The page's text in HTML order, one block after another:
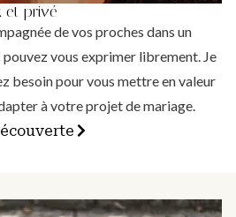
et privé
de vos proches dans un
vous exprimer librement. Je
besoin pour vous mettre en valeur
à votre projet de mariage.